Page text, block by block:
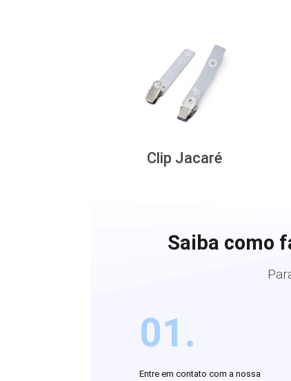
Clip Jacaré
Saiba como
01.
Entre em contato com a nossa